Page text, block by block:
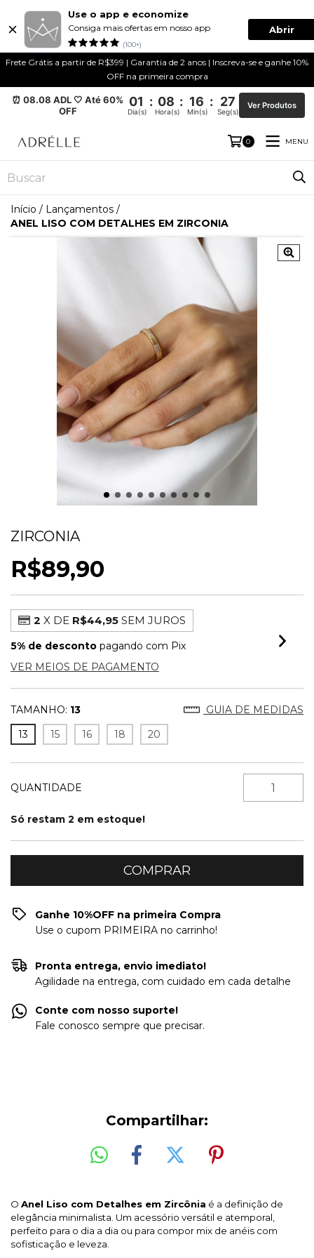
Use o app e economize
Consiga mais ofertas em nosso app
(100+)
Abrir
Frete Grátis a partir de R$399 | Garantia de 2 anos | Inscreva-se e ganhe 10%
OFF na primeira compra
⏰ 08.08 ADL 🤍 Até 60%
OFF
01 : 08 : 16 : 26
Dia(s) Hora(s) Min(s) Seg(s)
Ver Produtos
0 MENU
Início / Lançamentos /
ANEL LISO COM DETALHES EM ZIRCONIA
ZIRCONIA
R$89,90
2 X DE R$44,95 SEM JUROS
5% de desconto pagando com Pix
VER MEIOS DE PAGAMENTO
TAMANHO: 13
GUIA DE MEDIDAS
13
15 16 18 20
QUANTIDADE
Só restam 2 em estoque!
Ganhe 10%OFF na primeira Compra
Use o cupom PRIMEIRA no carrinho!
Pronta entrega, envio imediato!
Agilidade na entrega, com cuidado em cada detalhe
Conte com nosso suporte!
Fale conosco sempre que precisar.
Compartilhar:
O Anel Liso com Detalhes em Zircônia é a definição de
elegância minimalista. Um acessório versátil e atemporal,
perfeito para o dia a dia ou para compor mix de anéis com
sofisticação e leveza.